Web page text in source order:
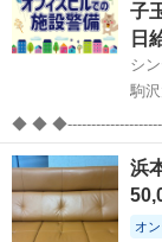
ッション性あり、ゆ
子
日
駒
◆ ◆ ◆-----------------------------------------◆ 二子玉川駅から徒歩スグ
の オフィスビルで
東京 世田谷区
オ